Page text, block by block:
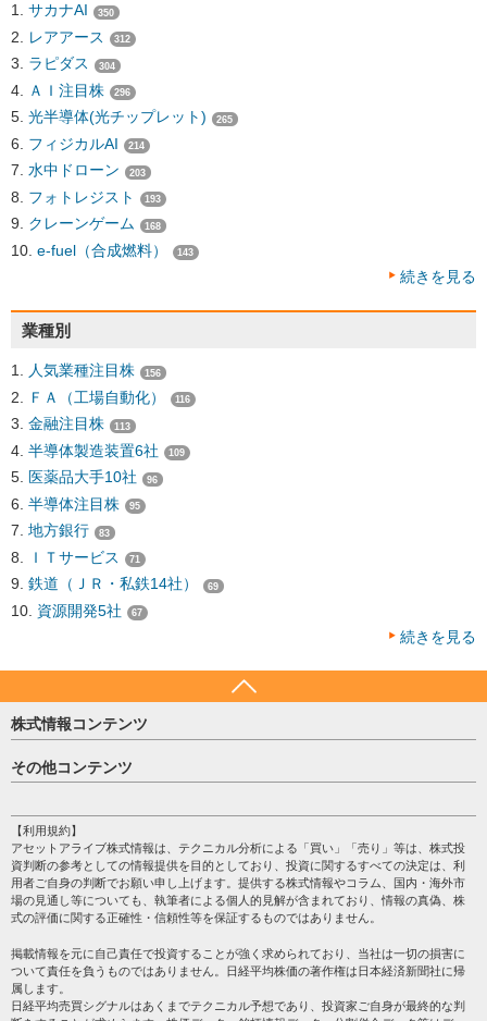
サカナAI 350
レアアース 312
ラピダス 304
ＡＩ注目株 296
光半導体(光チップレット) 265
フィジカルAI 214
水中ドローン 203
フォトレジスト 193
クレーンゲーム 168
e-fuel（合成燃料） 143
続きを見る
業種別
人気業種注目株 156
ＦＡ（工場自動化） 116
金融注目株 113
半導体製造装置6社 109
医薬品大手10社 96
半導体注目株 95
地方銀行 83
ＩＴサービス 71
鉄道（ＪＲ・私鉄14社） 69
資源開発5社 67
続きを見る
株式情報コンテンツ
日経平均
売買シグナル
注目銘柄
株テーマ情報
海外市況
投資カレンダー
格付け情報
その他コンテンツ
個人情報保護方針
プライバシーポリシー
会社案内
サイトマップ
過去データ
【利用規約】
アセットアライブ株式情報は、テクニカル分析による「買い」「売り」等は、株式投
資判断の参考としての情報提供を目的としており、投資に関するすべての決定は、利
用者ご自身の判断でお願い申し上げます。提供する株式情報やコラム、国内・海外市
場の見通し等についても、執筆者による個人的見解が含まれており、情報の真偽、株
式の評価に関する正確性・信頼性等を保証するものではありません。
掲載情報を元に自己責任で投資することが強く求められており、当社は一切の損害に
ついて責任を負うものではありません。日経平均株価の著作権は日本経済新聞社に帰
属します。
日経平均売買シグナルはあくまでテクニカル予想であり、投資家ご自身が最終的な判